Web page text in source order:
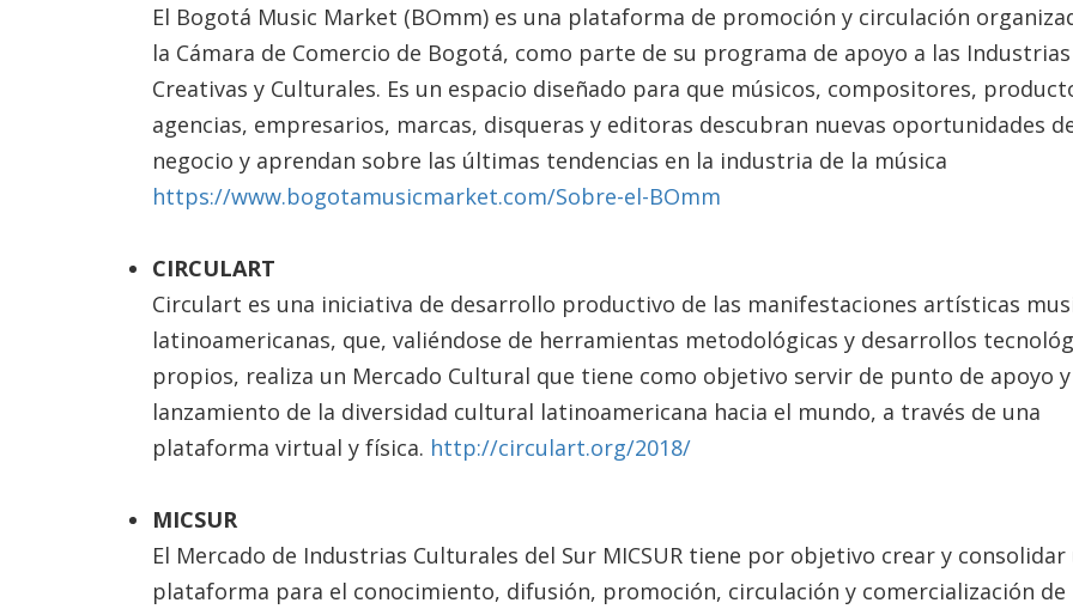
El Bogotá Music Market (BOmm) es una plataforma de promoción y circulación
la Cámara de Comercio de Bogotá, como parte de su programa de apoyo a las Industrias
Creativas y Culturales. Es un espacio diseñado para que músicos, compositores,
agencias, empresarios, marcas, disqueras y editoras descubran nuevas oportunidades
negocio y aprendan sobre las últimas tendencias en la industria de la música
https://www.bogotamusicmarket.com/Sobre-el-BOmm
CIRCULART
Circulart es una iniciativa de desarrollo productivo de las manifestaciones artísticas
latinoamericanas, que, valiéndose de herramientas metodológicas y desarrollos
propios, realiza un Mercado Cultural que tiene como objetivo servir de punto de apoyo y
lanzamiento de la diversidad cultural latinoamericana hacia el mundo, a través de una
plataforma virtual y física. http://circulart.org/2018/
MICSUR
El Mercado de Industrias Culturales del Sur MICSUR tiene por objetivo crear y consolidar
plataforma para el conocimiento, difusión, promoción, circulación y comercialización de